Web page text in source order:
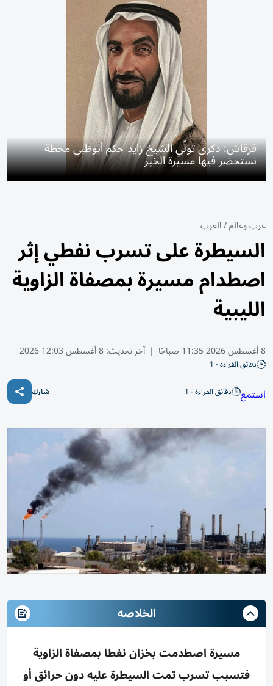
قرقاش: ذكرى تولّي الشيخ زايد حكم أبوظبي محطة
نستحضر فيها مسيرة الخير
عرب وعالم/العرب
السيطرة على تسرب نفطي إثر
اصطدام مسيرة بمصفاة الزاوية
الليبية
8 أغسطس 2026 11:35 صباحًا | آخر تحديث:8 أغسطس 12:03 2026
دقائق القراءة - 1
استمع دقائق القراءة - 1 شارك
الخلاصه
مسيرة اصطدمت بخزان نفطا بمصفاة الزاوية
فتسبب تسرب تمت السيطرة عليه دون حرائق أو